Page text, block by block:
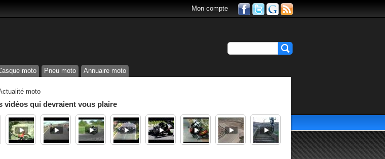
Mon compte
moto Pneu moto Annuaire moto
moto
vidéos qui devraient vous plaire